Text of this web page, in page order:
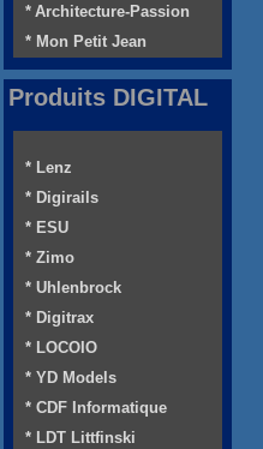
* Architecture-Passion
* Mon Petit Jean
Produits DIGITAL
* Lenz
* Digirails
* ESU
* Zimo
* Uhlenbrock
* Digitrax
* LOCOIO
* YD Models
* CDF Informatique
* LDT Littfinski